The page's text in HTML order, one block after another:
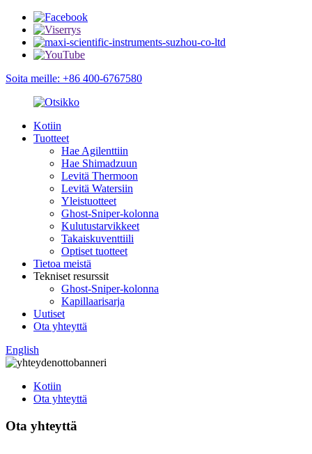
Soita meille: +86 400-6767580
Kotiin
Tuotteet
Hae Agilenttiin
Hae Shimadzuun
Levitä Thermoon
Levitä Watersiin
Yleistuotteet
Ghost-Sniper-kolonna
Kulutustarvikkeet
Takaiskuventtiili
Optiset tuotteet
Tietoa meistä
Tekniset resurssit
Ghost-Sniper-kolonna
Kapillaarisarja
Uutiset
Ota yhteyttä
English
Kotiin
Ota yhteyttä
Ota yhteyttä